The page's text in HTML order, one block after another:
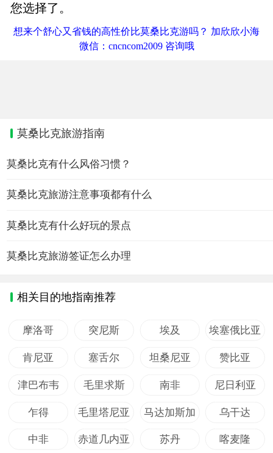
您选择了。
想来个舒心又省钱的高性价比莫桑比克游吗？ 加欣欣小海
微信：cncncom2009 咨询哦
莫桑比克旅游指南
莫桑比克有什么风俗习惯？
莫桑比克旅游注意事项都有什么
莫桑比克有什么好玩的景点
莫桑比克旅游签证怎么办理
相关目的地指南推荐
摩洛哥 突尼斯 埃及 埃塞俄比亚
肯尼亚 塞舌尔 坦桑尼亚 赞比亚
津巴布韦 毛里求斯 南非 尼日利亚
乍得 毛里塔尼亚 马达加斯加 乌干达
中非 赤道几内亚 苏丹 喀麦隆